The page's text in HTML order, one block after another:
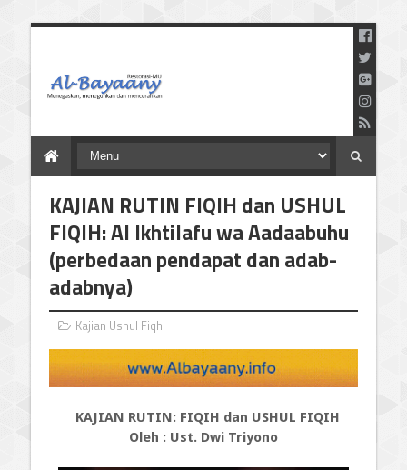
dan Mencerahkan
KAJIAN RUTIN FIQIH dan USHUL
FIQIH: Al Ikhtilafu wa Aadaabuhu
(perbedaan pendapat dan adab-
adabnya)
Kajian Ushul Fiqh
KAJIAN RUTIN: FIQIH dan USHUL FIQIH
Oleh : Ust. Dwi Triyono